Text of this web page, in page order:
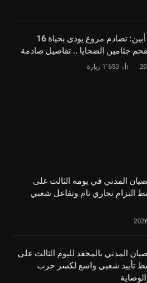
فاجعة في أبين: تصادم مروع يودي بحياة 16
جثامين الضحايا .. تفاصيل صادمة
1٬653 زيارة
المدني في يومه الثالث على
التزام تجاري تام وتفاعل شعبي
المدني بالمحفد لليوم الثالث على
تأييد شعبي واسع لكسر حرب